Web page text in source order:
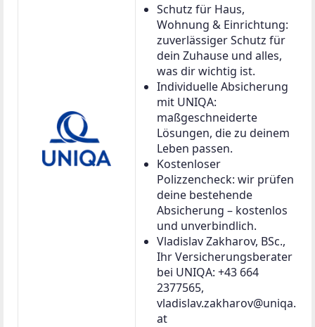
Schutz für Haus,
Wohnung & Einrichtung:
zuverlässiger Schutz für
dein Zuhause und alles,
was dir wichtig ist.
Individuelle Absicherung
mit UNIQA:
maßgeschneiderte
Lösungen, die zu deinem
Leben passen.
Kostenloser
Polizzencheck: wir prüfen
deine bestehende
Absicherung – kostenlos
und unverbindlich.
Vladislav Zakharov, BSc.,
Ihr Versicherungsberater
bei UNIQA: +43 664
2377565,
vladislav.zakharov@uniqa.
at